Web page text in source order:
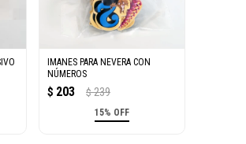
IMANES PARA NEVERA CON
NÚMEROS
$ 203 $ 239
15% OFF